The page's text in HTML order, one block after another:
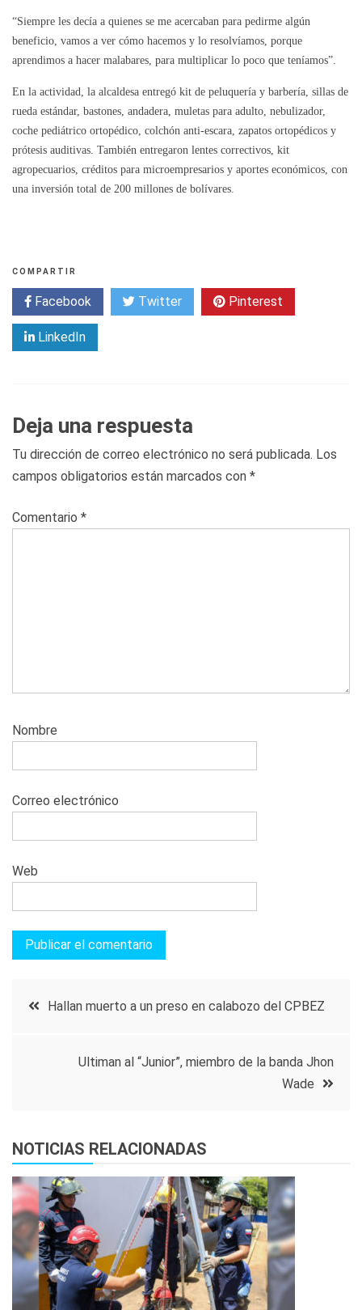
“Siempre les decía a quienes se me acercaban para pedirme algún
beneficio, vamos a ver cómo hacemos y lo resolvíamos, porque
aprendimos a hacer malabares, para multiplicar lo poco que teníamos”.
En la actividad, la alcaldesa entregó kit de peluquería y barbería, sillas de
rueda estándar, bastones, andadera, muletas para adulto, nebulizador,
coche pediátrico ortopédico, colchón anti-escara, zapatos ortopédicos y
prótesis auditivas. También entregaron lentes correctivos, kit
agropecuarios, créditos para microempresarios y aportes económicos, con
una inversión total de 200 millones de bolívares.
COMPARTIR
Facebook Twitter Pinterest
LinkedIn
Deja una respuesta
Tu dirección de correo electrónico no será publicada. Los
campos obligatorios están marcados con *
Comentario *
Nombre
Correo electrónico
Web
Navegación
Hallan muerto a un preso en calabozo del CPBEZ
Ultiman al “Junior”, miembro de la banda Jhon
Wade
NOTICIAS RELACIONADAS